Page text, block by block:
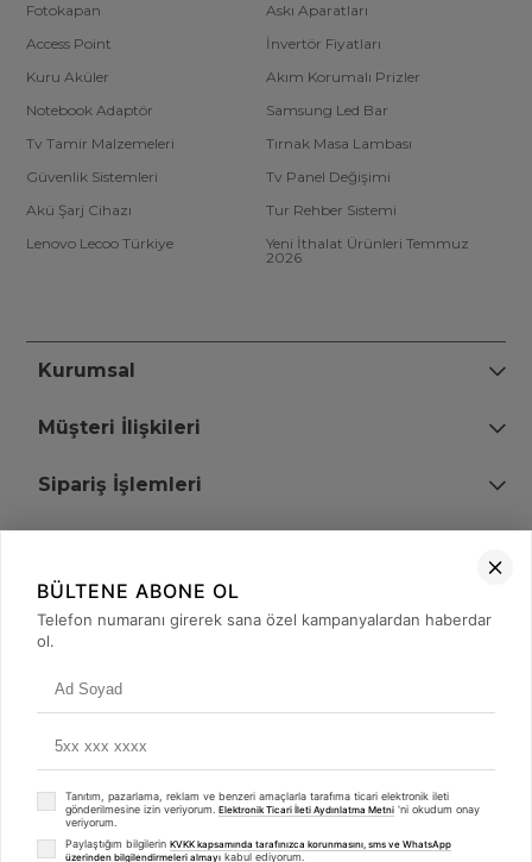
Fotokapan
Askı Aparatları
Access Point
İnvertör Fiyatları
Kuru Aküler
Akım Korumalı Prizler
Notebook Adaptör
Samsung Led Bar
Tv Tamir Malzemeleri
Tırnak Masa Lambası
Güvenlik Sistemleri
Tv Panel Değişimi
Akü Şarj Cihazı
Tur Rehber Sistemi
Lenovo Lecoo Türkiye
Yeni İthalat Ürünleri Temmuz
2026
Kurumsal
Müşteri İlişkileri
Sipariş İşlemleri
+90 (850) 473 08 08
BÜLTENE ABONE OL
Telefon numaranı girerek sana özel kampanyalardan haberdar
ol.
Tanıtım, pazarlama, reklam ve benzeri amaçlarla tarafıma ticari elektronik ileti
gönderilmesine izin veriyorum. Elektronik Ticari İleti Aydınlatma Metni 'ni okudum onay
veriyorum.
Paylaştığım bilgilerin KVKK kapsamında tarafınızca korunmasını, sms ve WhatsApp
üzerinden bilgilendirmeleri almayı kabul ediyorum.